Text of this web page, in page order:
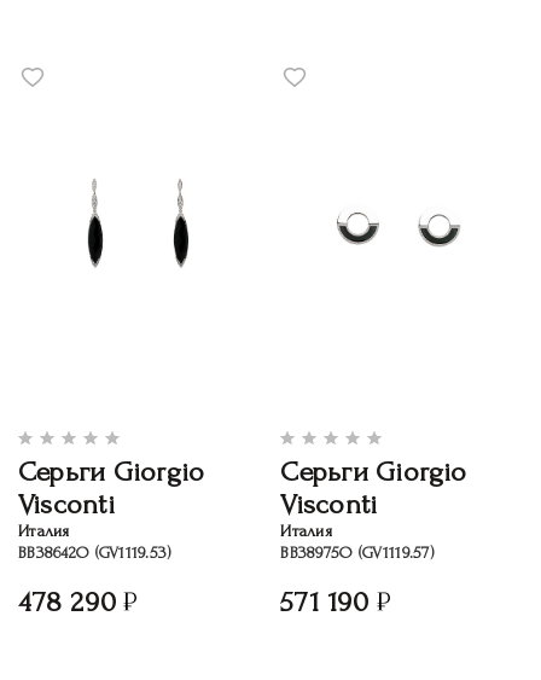
Серьги Giorgio
Visconti
Италия
ВB38642O (GV1119.53)
478 290
Серьги Giorgio
Visconti
Италия
ВB38975O (GV1119.57)
571 190